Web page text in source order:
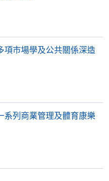
項市場學及公共關係深造
系列商業管理及體育康樂